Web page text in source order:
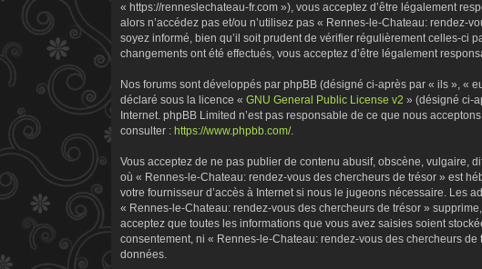
« https://renneslechateau-fr.com »), vous acceptez d’être légalement
alors n’accédez pas et/ou n’utilisez pas « Rennes-le-Chateau: rendez-
soyez informé, bien qu’il soit prudent de vérifier régulièrement celles-ci
changements ont été effectués, vous acceptez d’être légalement
Nos forums sont développés par phpBB (désigné ci-après par « ils », «
déclaré sous la licence « GNU General Public License v2 » (désigné ci-
Internet. phpBB Limited n’est pas responsable de ce que nous
consulter : https://www.phpbb.com/.
Vous acceptez de ne pas publier de contenu abusif, obscène, vulgaire,
où « Rennes-le-Chateau: rendez-vous des chercheurs de trésor » est
votre fournisseur d’accès à Internet si nous le jugeons nécessaire. Les
« Rennes-le-Chateau: rendez-vous des chercheurs de trésor »
acceptez que toutes les informations que vous avez saisies soient
consentement, ni « Rennes-le-Chateau: rendez-vous des chercheurs
données.